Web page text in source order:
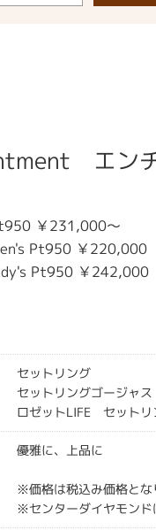
エン
￥231,000～
Pt950 ￥220,000
Pt950 ￥242,000
セットリング
セットリングゴージャス
ロゼットLIFE セットリ
優雅に、上品に
※価格は税込み価格とな
※センターダイヤモンド